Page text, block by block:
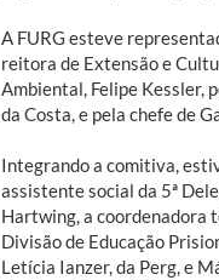
A FURG esteve
reitora de Extensão e
Ambiental, Felipe Kessler,
da Costa, e pela chefe de
Integrando a comitiva,
assistente social da 5ª
Hartwing, a coordenadora
Divisão de Educação
Letícia Ianzer, da Perg, e